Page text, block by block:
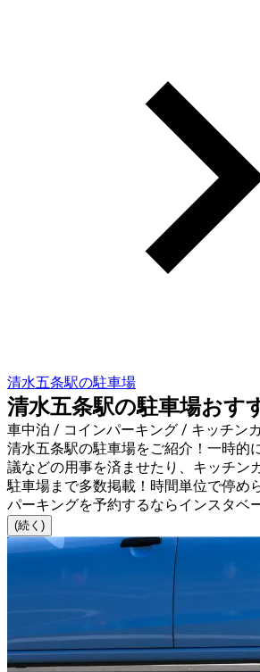
清水五条駅の駐車場
清水五条駅の駐車場おす
車中泊 / コインパーキング / キッチン
清水五条駅の駐車場をご紹介！一時的
議などの用事を済ませたり、キッチン
駐車場まで多数掲載！時間単位で停め
パーキングを予約するならインスタベ
(続く)